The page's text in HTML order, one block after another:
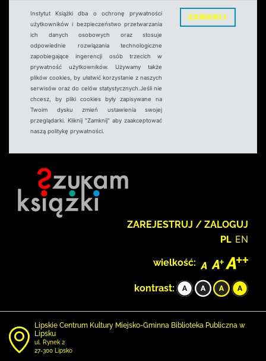
Instytut Książki dba o ochronę prywatności
użytkowników i bezpieczeństwo przetwarzania
ich danych osobowych oraz stosuje
odpowiednie rozwiązania technologiczne
zapobiegające ingerencji osób trzecich w
prywatność użytkowników. Używamy także
plików cookies, by ułatwić korzystanie z naszych
serwisów oraz do celów statystycznych.Jeśli nie
chcesz, by pliki cookies były zapisywane na
Twoim dysku zmień ustawienia swojej
przeglądarki. Kliknij "Zamknij" aby zaakceptować
naszą politykę prywatności.
ZAMKNIJ
ZAREJESTRUJ / ZALOGUJ
PL EN
wielkość:
kontrast:
Lipskie Centrum Kultury Miejsko-Gminna Biblioteka Publiczna w
Lipsku
ul. Rynek 2
27-300 Lipsko